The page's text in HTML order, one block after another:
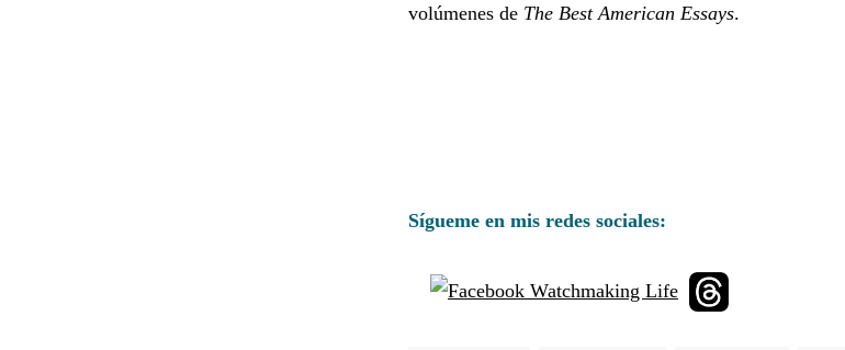
volúmenes de The Best American Essays.
Sígueme en mis redes sociales: